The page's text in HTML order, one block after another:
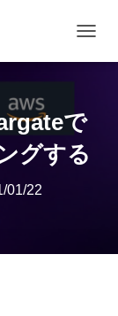
ビ
を
で
グする
01/22